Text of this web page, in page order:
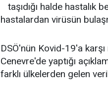
taşıdığı halde
hastalardan virüsün
DSÖ'nün Kovid-19'a
Cenevre'de yaptığı
farklı ülkelerden gelen